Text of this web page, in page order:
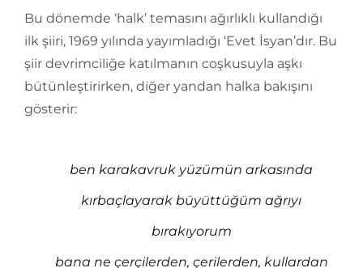
Bu dönemde ‘halk’ temasını ağırlıklı kullandığı
ilk şiiri, 1969 yılında yayımladığı ‘Evet İsyan’dır. Bu
şiir devrimciliğe katılmanın coşkusuyla aşkı
bütünleştirirken, diğer yandan halka bakışını
gösterir:
ben karakavruk yüzümün arkasında
kırbaçlayarak büyüttüğüm ağrıyı
bırakıyorum
bana ne çerçilerden, çerilerden, kullardan